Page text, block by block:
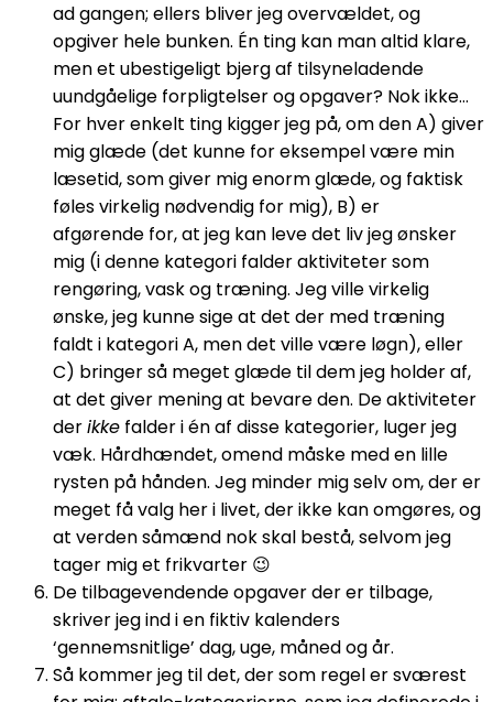
ad gangen; ellers bliver jeg overvældet, og
opgiver hele bunken. Én ting kan man altid klare,
men et ubestigeligt bjerg af tilsyneladende
uundgåelige forpligtelser og opgaver? Nok ikke…
For hver enkelt ting kigger jeg på, om den A) giver
mig glæde (det kunne for eksempel være min
læsetid, som giver mig enorm glæde, og faktisk
føles virkelig nødvendig for mig), B) er
afgørende for, at jeg kan leve det liv jeg ønsker
mig (i denne kategori falder aktiviteter som
rengøring, vask og træning. Jeg ville virkelig
ønske, jeg kunne sige at det der med træning
faldt i kategori A, men det ville være løgn), eller
C) bringer så meget glæde til dem jeg holder af,
at det giver mening at bevare den. De aktiviteter
derikke falder i én af disse kategorier, luger jeg
væk. Hårdhændet, omend måske med en lille
rysten på hånden. Jeg minder mig selv om, der er
meget få valg her i livet, der ikke kan omgøres, og
at verden såmænd nok skal bestå, selvom jeg
tager mig et frikvarter 😉
De tilbagevendende opgaver der er tilbage,
skriver jeg ind i en fiktiv kalenders
‘gennemsnitlige’ dag, uge, måned og år.
Så kommer jeg til det, der som regel er sværest